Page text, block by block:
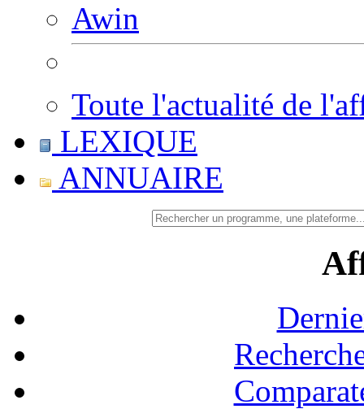
Awin
Toute l'actualité de
LEXIQUE
ANNUAIRE